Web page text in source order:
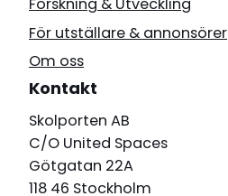
Forskning & Utveckling
För utställare & annonsörer
Om oss
Kontakt
Skolporten AB
C/O United Spaces
Götgatan 22A
118 46 Stockholm